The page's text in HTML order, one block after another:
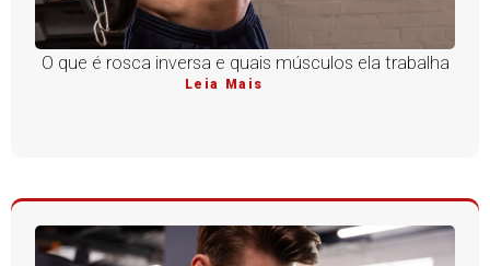
O que é rosca inversa e quais músculos ela trabalha
Leia Mais